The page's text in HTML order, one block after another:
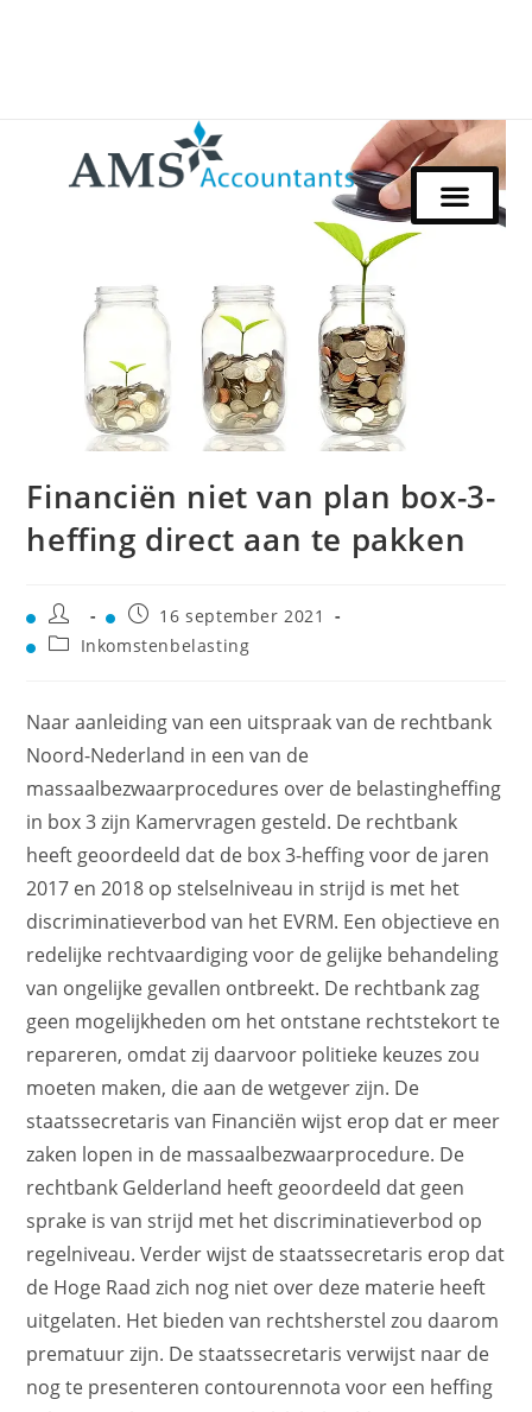
Financiën niet van plan box-3-
heffing direct aan te pakken
16 september 2021
Inkomstenbelasting
Naar aanleiding van een uitspraak van de rechtbank
Noord-Nederland in een van de
massaalbezwaarprocedures over de belastingheffing
in box 3 zijn Kamervragen gesteld. De rechtbank
heeft geoordeeld dat de box 3-heffing voor de jaren
2017 en 2018 op stelselniveau in strijd is met het
discriminatieverbod van het EVRM. Een objectieve en
redelijke rechtvaardiging voor de gelijke behandeling
van ongelijke gevallen ontbreekt. De rechtbank zag
geen mogelijkheden om het ontstane rechtstekort te
repareren, omdat zij daarvoor politieke keuzes zou
moeten maken, die aan de wetgever zijn. De
staatssecretaris van Financiën wijst erop dat er meer
zaken lopen in de massaalbezwaarprocedure. De
rechtbank Gelderland heeft geoordeeld dat geen
sprake is van strijd met het discriminatieverbod op
regelniveau. Verder wijst de staatssecretaris erop dat
de Hoge Raad zich nog niet over deze materie heeft
uitgelaten. Het bieden van rechtsherstel zou daarom
prematuur zijn. De staatssecretaris verwijst naar de
nog te presenteren contourennota voor een heffing